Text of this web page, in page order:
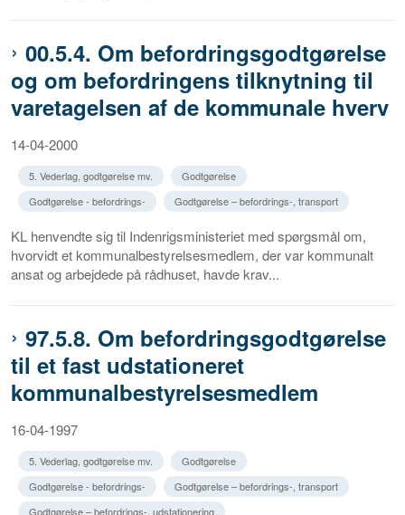
00.5.4. Om befordringsgodtgørelse
og om befordringens tilknytning til
varetagelsen af de kommunale hverv
14-04-2000
5. Vederlag, godtgørelse mv.
Godtgørelse
Godtgørelse - befordrings-
Godtgørelse – befordrings-, transport
KL henvendte sig til Indenrigsministeriet med spørgsmål om,
hvorvidt et kommunalbestyrelsesmedlem, der var kommunalt
ansat og arbejdede på rådhuset, havde krav...
97.5.8. Om befordringsgodtgørelse
til et fast udstationeret
kommunalbestyrelsesmedlem
16-04-1997
5. Vederlag, godtgørelse mv.
Godtgørelse
Godtgørelse - befordrings-
Godtgørelse – befordrings-, transport
Godtgørelse – befordrings-, udstationering